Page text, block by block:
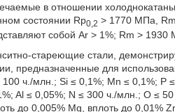
в отношении
состоянии Rp0,2 > 1770 МПа,
собой Ar > 1%; Rm > 1930
стареющие стали,
предназначенные для
ч./млн.; Si ≤ 0,1%; Mn ≤ 0,1%; P
Al ≤ 0,05%; N ≤ 300 ч./млн.; О ≤
до 0,005% Mg, вплоть до 0,01%